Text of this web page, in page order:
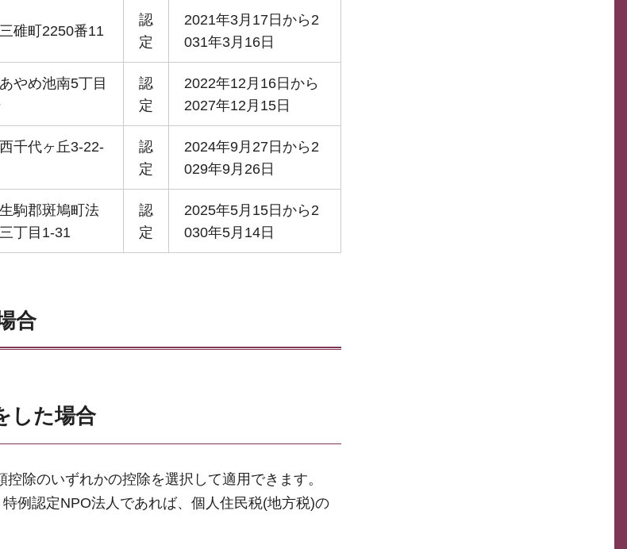
碓町2250番11
認
定
2021年3月17日から2
031年3月16日
やめ池南5丁目
認
定
2022年12月16日から
2027年12月15日
千代ヶ丘3-22-
認
定
2024年9月27日から2
029年9月26日
駒郡斑鳩町法
丁目1-31
認
定
2025年5月15日から2
030年5月14日
合
した場合
除のいずれかの控除を選択して適用できます。
例認定NPO法人であれば、個人住民税(地方税)の